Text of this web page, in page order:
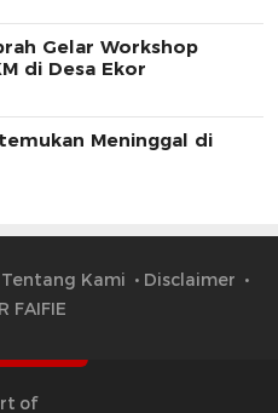
Gelar Workshop
di Desa Ekor
Meninggal di
Tentang Kami
Disclaimer
FAIFIE
of